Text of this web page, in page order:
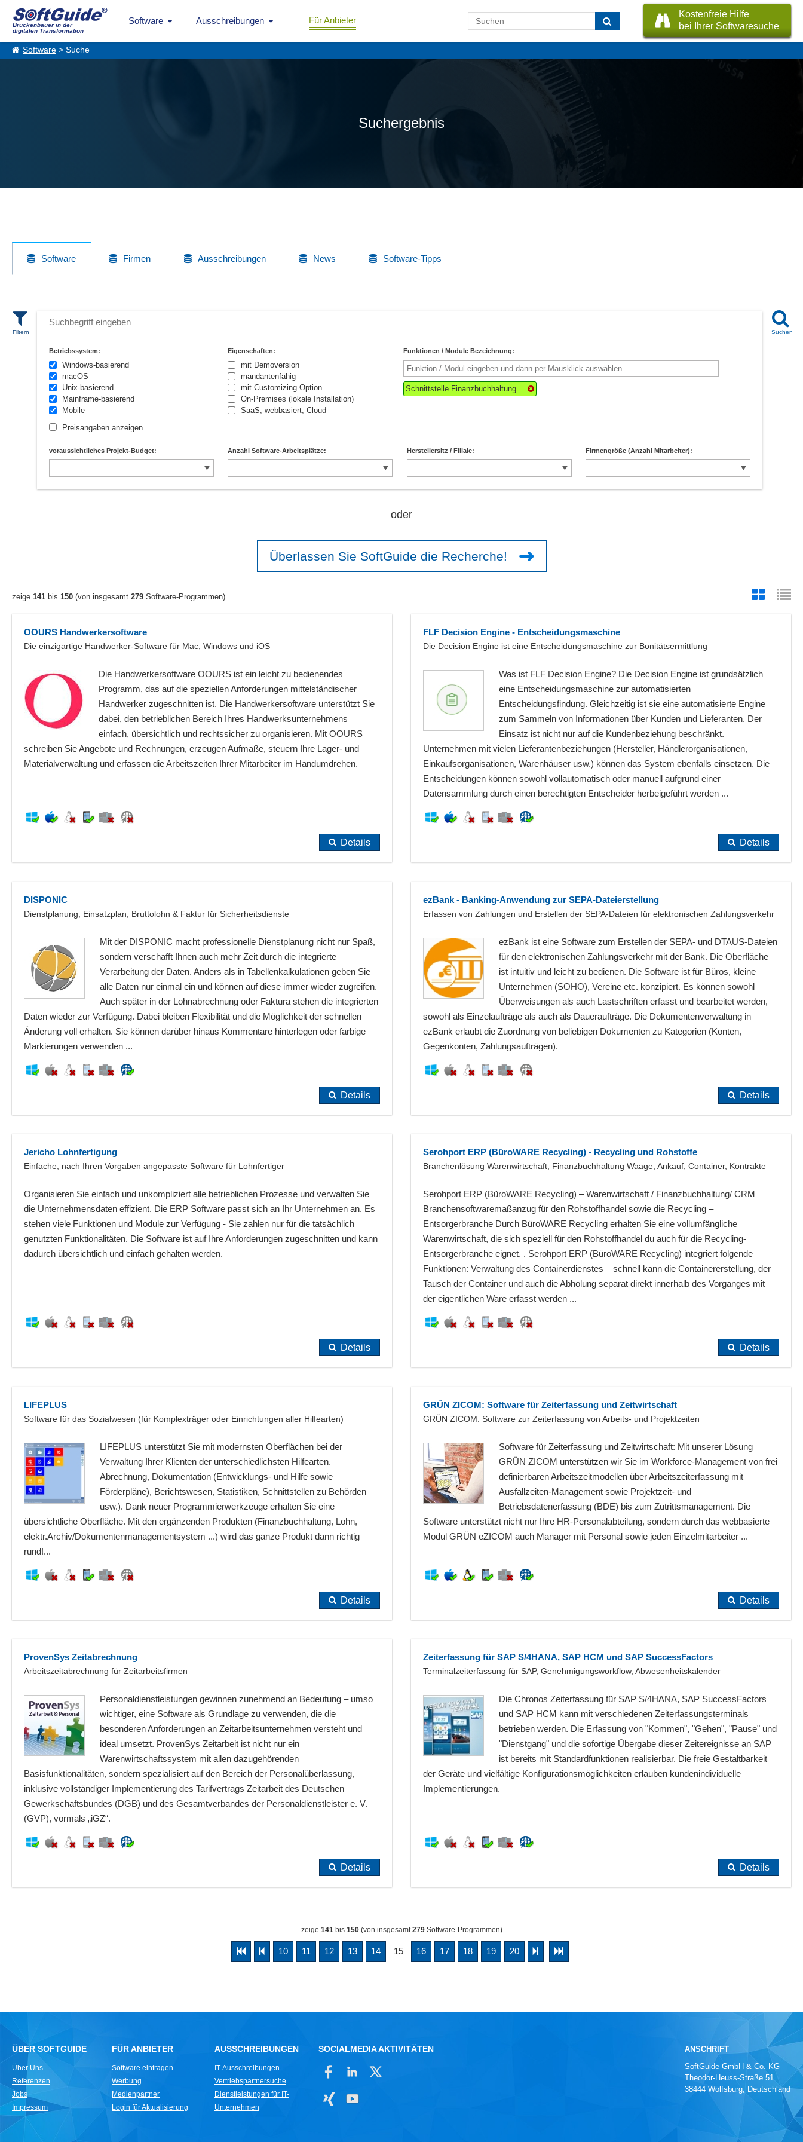
Brückenbauer in der
digitalen Transformation
Software Ausschreibungen Für Anbieter
Kostenfreie Hilfe
bei Ihrer Softwaresuche
Software > Suche
Suchergebnis
Software Firmen Ausschreibungen News Software-Tipps
Betriebssystem:
Windows-basierend
macOS
Unix-basierend
Mainframe-basierend
Mobile
Preisangaben anzeigen
Eigenschaften:
mit Demoversion
mandantenfähig
mit Customizing-Option
On-Premises (lokale Installation)
SaaS, webbasiert, Cloud
Funktionen / Module Bezeichnung:
Schnittstelle Finanzbuchhaltung
voraussichtliches Projekt-Budget: Anzahl Software-Arbeitsplätze: Herstellersitz / Filiale: Firmengröße (Anzahl Mitarbeiter):
oder
Überlassen Sie SoftGuide die Recherche!
zeige 141 bis 150 (von insgesamt 279 Software-Programmen)
OOURS Handwerkersoftware
Die einzigartige Handwerker-Software für Mac, Windows und iOS
Die Handwerkersoftware OOURS ist ein leicht zu bedienendes
Programm, das auf die speziellen Anforderungen mittelständischer
Handwerker zugeschnitten ist. Die Handwerkersoftware unterstützt Sie
dabei, den betrieblichen Bereich Ihres Handwerksunternehmens
einfach, übersichtlich und rechtssicher zu organisieren. Mit OOURS
schreiben Sie Angebote und Rechnungen, erzeugen Aufmaße, steuern Ihre Lager- und
Materialverwaltung und erfassen die Arbeitszeiten Ihrer Mitarbeiter im Handumdrehen.
Details
FLF Decision Engine - Entscheidungsmaschine
Die Decision Engine ist eine Entscheidungsmaschine zur Bonitätsermittlung
Was ist FLF Decision Engine? Die Decision Engine ist grundsätzlich
eine Entscheidungsmaschine zur automatisierten
Entscheidungsfindung. Gleichzeitig ist sie eine automatisierte Engine
zum Sammeln von Informationen über Kunden und Lieferanten. Der
Einsatz ist nicht nur auf die Kundenbeziehung beschränkt.
Unternehmen mit vielen Lieferantenbeziehungen (Hersteller, Händlerorganisationen,
Einkaufsorganisationen, Warenhäuser usw.) können das System ebenfalls einsetzen. Die
Entscheidungen können sowohl vollautomatisch oder manuell aufgrund einer
Datensammlung durch einen berechtigten Entscheider herbeigeführt werden ...
Details
DISPONIC
Dienstplanung, Einsatzplan, Bruttolohn & Faktur für Sicherheitsdienste
Mit der DISPONIC macht professionelle Dienstplanung nicht nur Spaß,
sondern verschafft Ihnen auch mehr Zeit durch die integrierte
Verarbeitung der Daten. Anders als in Tabellenkalkulationen geben Sie
alle Daten nur einmal ein und können auf diese immer wieder zugreifen.
Auch später in der Lohnabrechnung oder Faktura stehen die integrierten
Daten wieder zur Verfügung. Dabei bleiben Flexibilität und die Möglichkeit der schnellen
Änderung voll erhalten. Sie können darüber hinaus Kommentare hinterlegen oder farbige
Markierungen verwenden ...
Details
ezBank - Banking-Anwendung zur SEPA-Dateierstellung
Erfassen von Zahlungen und Erstellen der SEPA-Dateien für elektronischen Zahlungsverkehr
ezBank ist eine Software zum Erstellen der SEPA- und DTAUS-Dateien
für den elektronischen Zahlungsverkehr mit der Bank. Die Oberfläche
ist intuitiv und leicht zu bedienen. Die Software ist für Büros, kleine
Unternehmen (SOHO), Vereine etc. konzipiert. Es können sowohl
Überweisungen als auch Lastschriften erfasst und bearbeitet werden,
sowohl als Einzelaufträge als auch als Daueraufträge. Die Dokumentenverwaltung in
ezBank erlaubt die Zuordnung von beliebigen Dokumenten zu Kategorien (Konten,
Gegenkonten, Zahlungsaufträgen).
Details
Jericho Lohnfertigung
Einfache, nach Ihren Vorgaben angepasste Software für Lohnfertiger
Organisieren Sie einfach und unkompliziert alle betrieblichen Prozesse und verwalten Sie
die Unternehmensdaten effizient. Die ERP Software passt sich an Ihr Unternehmen an. Es
stehen viele Funktionen und Module zur Verfügung - Sie zahlen nur für die tatsächlich
genutzten Funktionalitäten. Die Software ist auf Ihre Anforderungen zugeschnitten und kann
dadurch übersichtlich und einfach gehalten werden.
Details
Serohport ERP (BüroWARE Recycling) - Recycling und Rohstoffe
Branchenlösung Warenwirtschaft, Finanzbuchhaltung Waage, Ankauf, Container, Kontrakte
Serohport ERP (BüroWARE Recycling) – Warenwirtschaft / Finanzbuchhaltung/ CRM
Branchensoftwaremaßanzug für den Rohstoffhandel sowie die Recycling –
Entsorgerbranche Durch BüroWARE Recycling erhalten Sie eine vollumfängliche
Warenwirtschaft, die sich speziell für den Rohstoffhandel du auch für die Recycling-
Entsorgerbranche eignet. . Serohport ERP (BüroWARE Recycling) integriert folgende
Funktionen: Verwaltung des Containerdienstes – schnell kann die Containererstellung, der
Tausch der Container und auch die Abholung separat direkt innerhalb des Vorganges mit
der eigentlichen Ware erfasst werden ...
Details
LIFEPLUS
Software für das Sozialwesen (für Komplexträger oder Einrichtungen aller Hilfearten)
LIFEPLUS unterstützt Sie mit modernsten Oberflächen bei der
Verwaltung Ihrer Klienten der unterschiedlichsten Hilfearten.
Abrechnung, Dokumentation (Entwicklungs- und Hilfe sowie
Förderpläne), Berichtswesen, Statistiken, Schnittstellen zu Behörden
usw.). Dank neuer Programmierwerkzeuge erhalten Sie eine
übersichtliche Oberfläche. Mit den ergänzenden Produkten (Finanzbuchhaltung, Lohn,
elektr.Archiv/Dokumentenmanagementsystem ...) wird das ganze Produkt dann richtig
rund!...
Details
GRÜN ZICOM: Software für Zeiterfassung und Zeitwirtschaft
GRÜN ZICOM: Software zur Zeiterfassung von Arbeits- und Projektzeiten
Software für Zeiterfassung und Zeitwirtschaft: Mit unserer Lösung
GRÜN ZICOM unterstützen wir Sie im Workforce-Management von frei
definierbaren Arbeitszeitmodellen über Arbeitszeiterfassung mit
Ausfallzeiten-Management sowie Projektzeit- und
Betriebsdatenerfassung (BDE) bis zum Zutrittsmanagement. Die
Software unterstützt nicht nur Ihre HR-Personalabteilung, sondern durch das webbasierte
Modul GRÜN eZICOM auch Manager mit Personal sowie jeden Einzelmitarbeiter ...
Details
ProvenSys Zeitabrechnung
Arbeitszeitabrechnung für Zeitarbeitsfirmen
Personaldienstleistungen gewinnen zunehmend an Bedeutung – umso
wichtiger, eine Software als Grundlage zu verwenden, die die
besonderen Anforderungen an Zeitarbeitsunternehmen versteht und
ideal umsetzt. ProvenSys Zeitarbeit ist nicht nur ein
Warenwirtschaftssystem mit allen dazugehörenden
Basisfunktionalitäten, sondern spezialisiert auf den Bereich der Personalüberlassung,
inklusive vollständiger Implementierung des Tarifvertrags Zeitarbeit des Deutschen
Gewerkschaftsbundes (DGB) und des Gesamtverbandes der Personaldienstleister e. V.
(GVP), vormals „iGZ“.
Details
Zeiterfassung für SAP S/4HANA, SAP HCM und SAP SuccessFactors
Terminalzeiterfassung für SAP, Genehmigungsworkflow, Abwesenheitskalender
Die Chronos Zeiterfassung für SAP S/4HANA, SAP SuccessFactors
und SAP HCM kann mit verschiedenen Zeiterfassungsterminals
betrieben werden. Die Erfassung von "Kommen", "Gehen", "Pause" und
"Dienstgang" und die sofortige Übergabe dieser Zeitereignisse an SAP
ist bereits mit Standardfunktionen realisierbar. Die freie Gestaltbarkeit
der Geräte und vielfältige Konfigurationsmöglichkeiten erlauben kundenindividuelle
Implementierungen.
Details
zeige 141bis 150(von insgesamt279Software-Programmen)
10 11 12 13 14 15 16 17 18 19 20
ÜBER SOFTGUIDE
Über Uns
Referenzen
Jobs
Impressum
FÜR ANBIETER
Software eintragen
Werbung
Medienpartner
Login für Aktualisierung
AUSSCHREIBUNGEN
IT-Ausschreibungen
Vertriebspartnersuche
Dienstleistungen für IT-
Unternehmen
SOCIALMEDIA AKTIVITÄTEN
ANSCHRIFT
SoftGuide GmbH & Co. KG
Theodor-Heuss-Straße 51
38444 Wolfsburg, Deutschland